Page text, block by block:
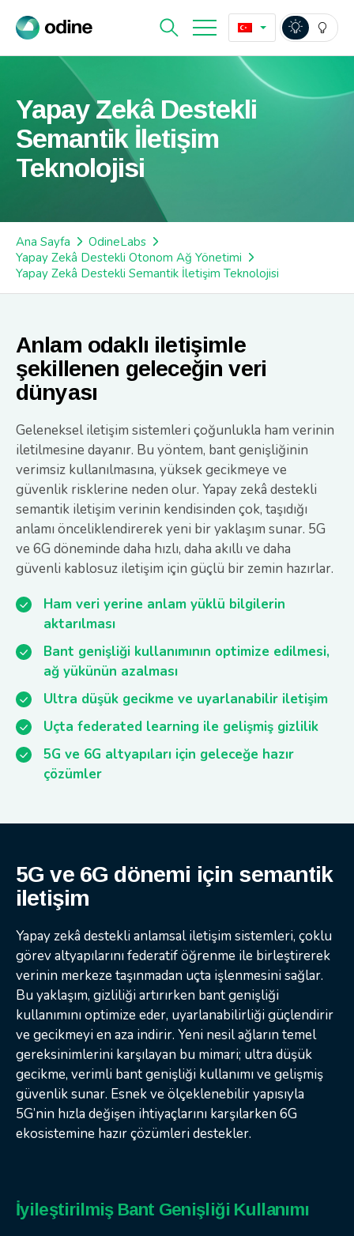
Yapay Zekâ Destekli
Semantik İletişim
Teknolojisi
Ana Sayfa
OdineLabs
Yapay Zekâ Destekli Otonom Ağ Yönetimi
Yapay Zekâ Destekli Semantik İletişim Teknolojisi
Anlam odaklı iletişimle
şekillenen geleceğin veri
dünyası
Geleneksel iletişim sistemleri çoğunlukla ham verinin
iletilmesine dayanır. Bu yöntem, bant genişliğinin
verimsiz kullanılmasına, yüksek gecikmeye ve
güvenlik risklerine neden olur. Yapay zekâ destekli
semantik iletişim verinin kendisinden çok, taşıdığı
anlamı önceliklendirerek yeni bir yaklaşım sunar. 5G
ve 6G döneminde daha hızlı, daha akıllı ve daha
güvenli kablosuz iletişim için güçlü bir zemin hazırlar.
Ham veri yerine anlam yüklü bilgilerin
aktarılması
Bant genişliği kullanımının optimize edilmesi,
ağ yükünün azalması
Ultra düşük gecikme ve uyarlanabilir iletişim
Uçta federated learning ile gelişmiş gizlilik
5G ve 6G altyapıları için geleceğe hazır
çözümler
5G ve 6G dönemi için semantik
iletişim
Yapay zekâ destekli anlamsal iletişim sistemleri, çoklu
görev altyapılarını federatif öğrenme ile birleştirerek
verinin merkeze taşınmadan uçta işlenmesini sağlar.
Bu yaklaşım, gizliliği artırırken bant genişliği
kullanımını optimize eder, uyarlanabilirliği güçlendirir
ve gecikmeyi en aza indirir. Yeni nesil ağların temel
gereksinimlerini karşılayan bu mimari; ultra düşük
gecikme, verimli bant genişliği kullanımı ve gelişmiş
güvenlik sunar. Esnek ve ölçeklenebilir yapısıyla
5G’nin hızla değişen ihtiyaçlarını karşılarken 6G
ekosistemine hazır çözümleri destekler.
İyileştirilmiş Bant Genişliği Kullanımı